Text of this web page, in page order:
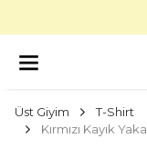
Üst Giyim
T-Shirt
Kırmızı Kayık